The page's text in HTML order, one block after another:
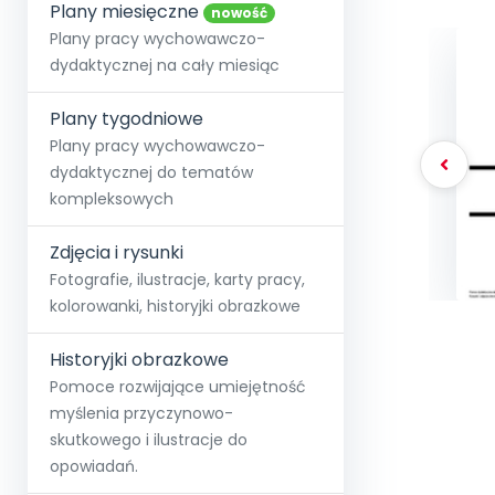
Społeczność
+48 12 631 04 10
kontakt@blizejprzedszkola.pl
O miesięczniku
Strona główna
Strefy,
O Akademii
Akademia
Poznaj pakiet MAX
Testuj przez 7 dni
∞Pakiet
Pełen
Wszystkie projekty
Skontaktuj się
Dodaj wpis
Plany miesięczne nowość
Plany pracy wychowawczo-
dydaktycznej na cały miesiąc
Plany tygodniowe
Plany pracy wychowawczo-
dydaktycznej do tematów
kompleksowych
Zdjęcia i rysunki
Fotografie, ilustracje, karty pracy,
kolorowanki, historyjki obrazkowe
Historyjki obrazkowe
Pomoce rozwijające umiejętność
myślenia przyczynowo-
skutkowego i ilustracje do
opowiadań.